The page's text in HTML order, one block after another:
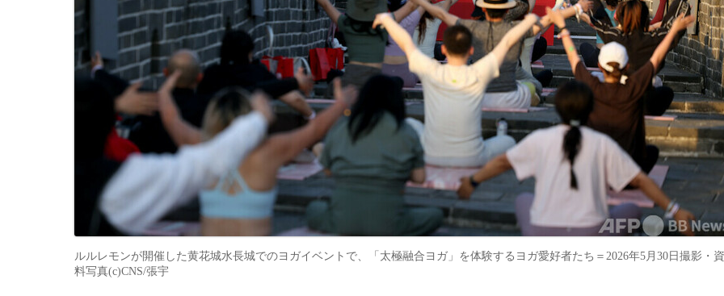
ルルレモンが開催した黄花城水長城でのヨガイベントで、「太極融合ヨガ」を体験するヨガ愛好者たち＝2026年5月30日撮影・資
料写真(c)CNS/張宇